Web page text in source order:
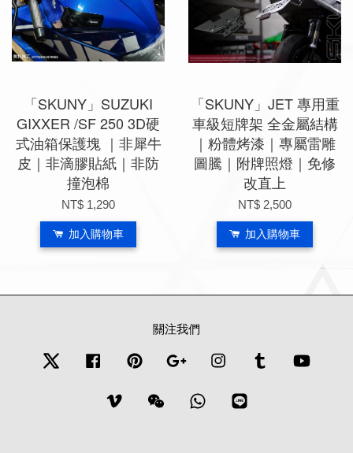
「SKUNY」SUZUKI
GIXXER /SF 250 3D硬
式油箱保護塊 ｜非犀牛
皮｜非滴膠貼紙｜非防
撞泡棉
NT$ 1,290
加入購物車
「SKUNY」JET 專用重
車級短牌架 全金屬結構
｜粉體烤漆｜專屬雷雕
圖騰｜附牌照燈｜免修
改直上
NT$ 2,500
加入購物車
關注我們
Twitter Facebook Pinterest Google Instagram Tumblr
Vimeo Wechat Whatsapp